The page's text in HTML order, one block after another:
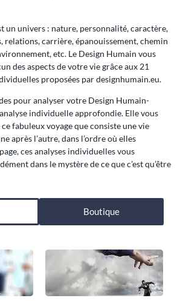
un univers : nature, personnalité, caractère,
relations, carrière, épanouissement, chemin
etc. Le Design Humain vous
des aspects de votre vie grâce aux 21
proposées par designhumain.eu.
pour analyser votre Design Humain-
individuelle approfondie. Elle vous
fabuleux voyage que consiste une vie
après l’autre, dans l’ordre où elles
ces analyses individuelles vous
dans le mystère de ce que c’est qu’être
Boutique